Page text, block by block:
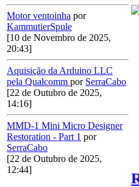
Motor ventoinha por
KammutierSpule
[10 de Novembro de 2025,
20:43]
Aquisição da Arduino LLC
pela Qualcomm por SerraCabo
[22 de Outubro de 2025,
14:16]
MMD-1 Mini Micro Designer
Restoration - Part 1 por
SerraCabo
[22 de Outubro de 2025,
12:44]